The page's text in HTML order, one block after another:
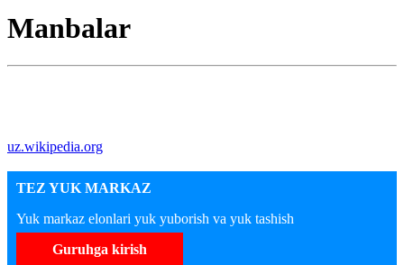
Manbalar
uz.wikipedia.org
TEZ YUK MARKAZ
Yuk markaz elonlari yuk yuborish va yuk tashish
Guruhga kirish